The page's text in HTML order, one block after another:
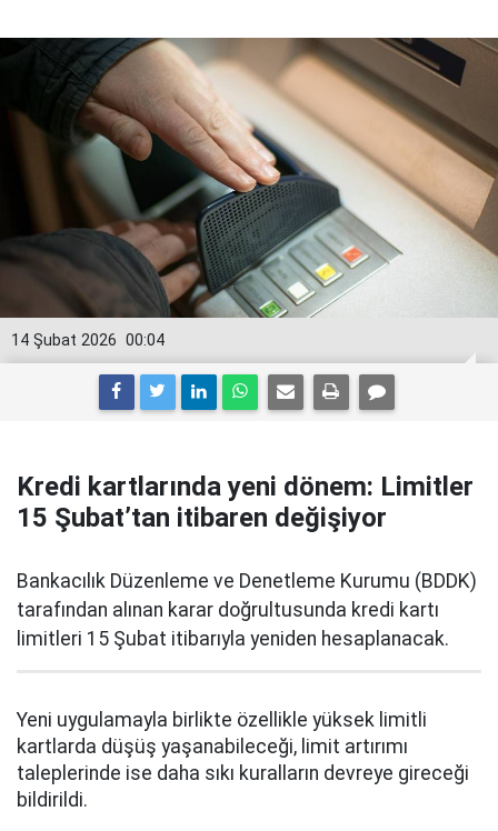
00:04
14 Şubat 2026
Kredi kartlarında yeni dönem: Limitler
15 Şubat’tan itibaren değişiyor
Bankacılık Düzenleme ve Denetleme Kurumu (BDDK)
tarafından alınan karar doğrultusunda kredi kartı
limitleri 15 Şubat itibarıyla yeniden hesaplanacak.
Yeni uygulamayla birlikte özellikle yüksek limitli
kartlarda düşüş yaşanabileceği, limit artırımı
taleplerinde ise daha sıkı kuralların devreye gireceği
bildirildi.